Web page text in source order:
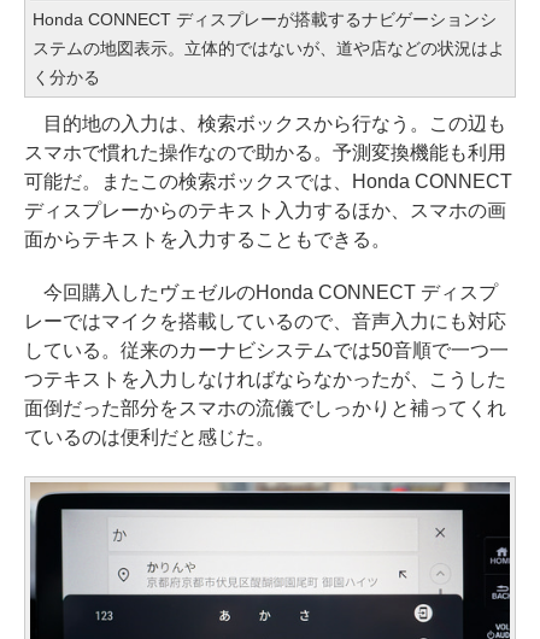
Honda CONNECT ディスプレーが搭載するナビゲーションシ
ステムの地図表示。立体的ではないが、道や店などの状況はよ
く分かる
目的地の入力は、検索ボックスから行なう。この辺も
スマホで慣れた操作なので助かる。予測変換機能も利用
可能だ。またこの検索ボックスでは、Honda CONNECT
ディスプレーからのテキスト入力するほか、スマホの画
面からテキストを入力することもできる。
今回購入したヴェゼルのHonda CONNECT ディスプ
レーではマイクを搭載しているので、音声入力にも対応
している。従来のカーナビシステムでは50音順で一つ一
つテキストを入力しなければならなかったが、こうした
面倒だった部分をスマホの流儀でしっかりと補ってくれ
ているのは便利だと感じた。